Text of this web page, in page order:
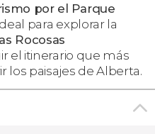
por el Parque
para explorar la
Rocosas
el itinerario que más
los paisajes de Alberta.